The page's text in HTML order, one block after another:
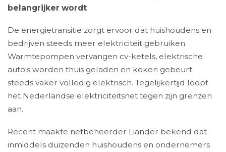
belangrijker wordt
De energietransitie zorgt ervoor dat huishoudens en
bedrijven steeds meer elektriciteit gebruiken.
Warmtepompen vervangen cv-ketels, elektrische
auto's worden thuis geladen en koken gebeurt
steeds vaker volledig elektrisch. Tegelijkertijd loopt
het Nederlandse elektriciteitsnet tegen zijn grenzen
aan.
Recent maakte netbeheerder Liander bekend dat
inmiddels duizenden huishoudens en ondernemers